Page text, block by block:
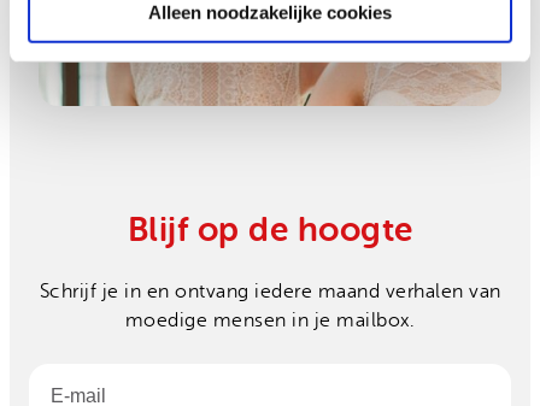
Alleen noodzakelijke cookies
Blijf op de hoogte
Schrijf je in en ontvang iedere maand verhalen van
moedige mensen in je mailbox.